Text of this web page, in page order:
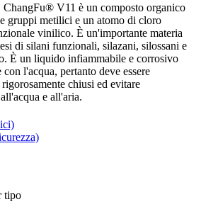
V11 è un composto organico
gruppi metilici e un atomo di cloro
vinilico. È un'importante materia
di silani funzionali, silazani, silossani e
È un liquido infiammabile e corrosivo
l'acqua, pertanto deve essere
chiusi ed evitare
e all'aria.
tipo